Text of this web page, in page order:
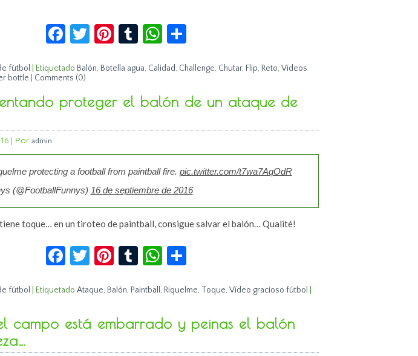
Facebook
Twitter
Pinterest
TumblrWhatsApp
fútbol Etiquetado Balón, Botella agua, Calidad, Challenge, Chutar, Flip, Reto, Vídeos
bottle Comments (0)
proteger el balón de un ataque de
| Por admin
protecting a football from paintball fire. pic.twitter.com/t7wa7AqOdR
(@FootballFunnys) 16 de septiembre de 2016
toque… en un tiroteo de paintball, consigue salvar el balón… Qualité!
Facebook
Twitter
Pinterest
TumblrWhatsApp
fútbol Etiquetado Ataque, Balón, Paintball , Riquelme, Toque, Vídeo gracioso fútbol
campo está embarrado y peinas el balón